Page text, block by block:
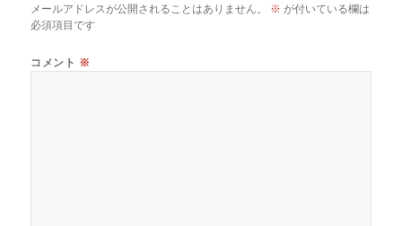
メールアドレスが公開されることはありません。 ※ が付いている欄は
必須項目です
コメント ※